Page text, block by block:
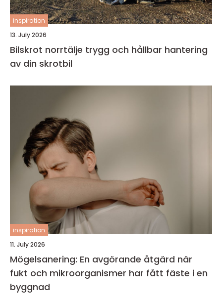
inspiration
13. July 2026
Bilskrot norrtälje trygg och hållbar hantering
av din skrotbil
inspiration
11. July 2026
Mögelsanering: En avgörande åtgärd när
fukt och mikroorganismer har fått fäste i en
byggnad